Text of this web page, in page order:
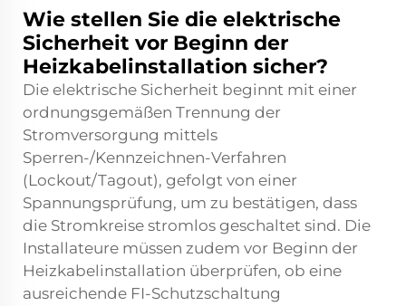
Wie stellen Sie die elektrische
Sicherheit vor Beginn der
Heizkabelinstallation sicher?
Die elektrische Sicherheit beginnt mit einer
ordnungsgemäßen Trennung der
Stromversorgung mittels
Sperren-/Kennzeichnen-Verfahren
(Lockout/Tagout), gefolgt von einer
Spannungsprüfung, um zu bestätigen, dass
die Stromkreise stromlos geschaltet sind. Die
Installateure müssen zudem vor Beginn der
Heizkabelinstallation überprüfen, ob eine
ausreichende FI-Schutzschaltung